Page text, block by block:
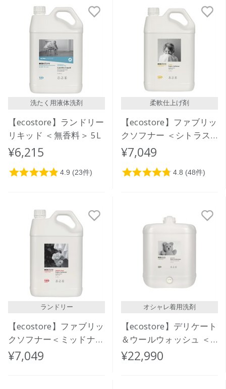
洗たく用液体洗剤
【ecostore】ランドリー
リキッド ＜無香料＞ 5L
¥6,215
柔軟仕上げ剤
【ecostore】ファブリッ
クソフナー ＜シトラス
＞ 5L
¥7,049
ランドリー
【ecostore】ファブリッ
クソフナー＜ミッドナイ
トローズ＞5L
¥7,049
オシャレ着用洗剤
【ecostore】デリケート
＆ウールウォッシュ ＜
おしゃれ着用＞ バルク
¥22,990